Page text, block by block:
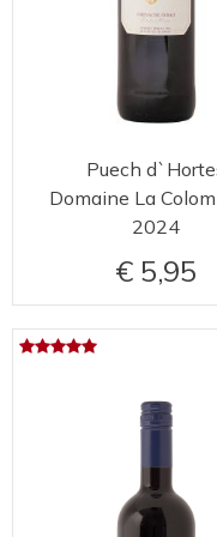
Puech
Domaine La
2024
5,95